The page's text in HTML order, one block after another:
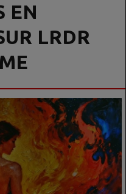
EN
LRDR